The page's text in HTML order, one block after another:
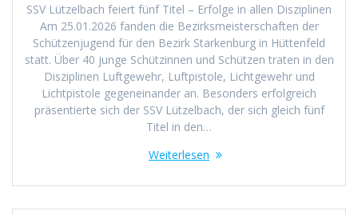
SSV Lützelbach feiert fünf Titel – Erfolge in allen Disziplinen
Am 25.01.2026 fanden die Bezirksmeisterschaften der
Schützenjugend für den Bezirk Starkenburg in Hüttenfeld
statt. Über 40 junge Schützinnen und Schützen traten in den
Disziplinen Luftgewehr, Luftpistole, Lichtgewehr und
Lichtpistole gegeneinander an. Besonders erfolgreich
präsentierte sich der SSV Lützelbach, der sich gleich fünf
Titel in den…
Weiterlesen